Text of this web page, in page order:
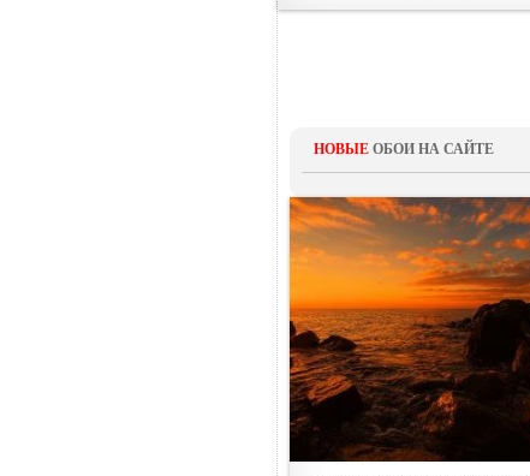
НОВЫЕ ОБОИ НА САЙТЕ